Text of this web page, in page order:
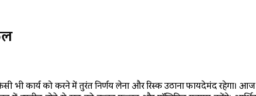
भी कार्य को करने में तुरंत निर्णय लेना और रिस्क उठाना फायदेमंद रहेगा।